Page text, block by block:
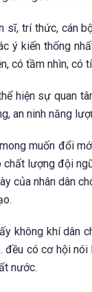
sĩ, trí thức, cán
ý kiến thống
có tầm nhìn, có
hiện sự quan
an ninh năng
muốn đổi
chất lượng đội
của nhân dân
không khí dân
đều có cơ hội
nước.